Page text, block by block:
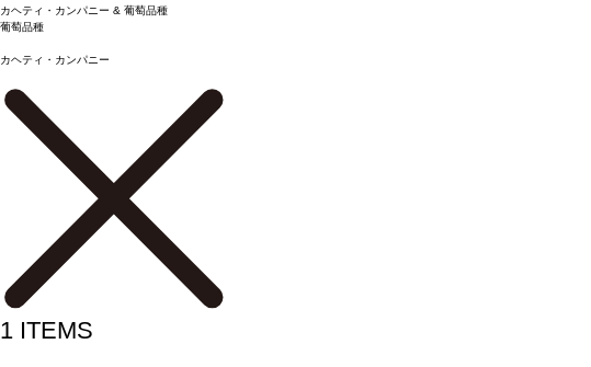
カヘティ・カンパニー & 葡萄品種
葡萄品種
カヘティ・カンパニー
1 ITEMS